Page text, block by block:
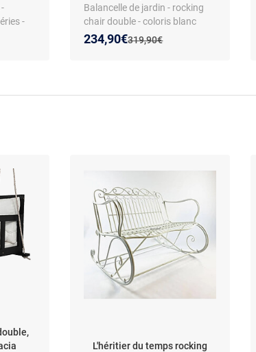
-
x 60
Balancelle de jardin - rocking
chair double - coloris blanc
Ancien prix :
319,90€
Nouveau prix :
234,90€
Réduction de :
L'héritier du temps rocking